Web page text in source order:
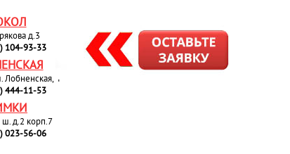
д.3
104-93-33
Лобненская, 4
444-11-53
д.2 корп.7
023-56-06